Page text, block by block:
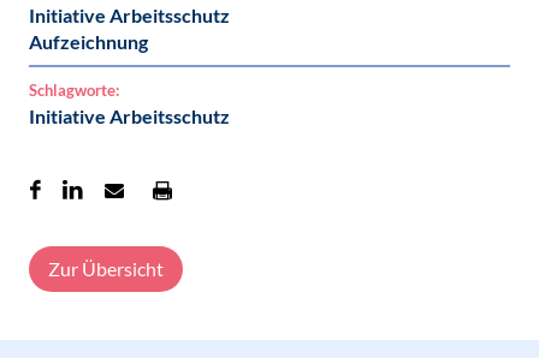
Initiative Arbeitsschutz
Aufzeichnung
Schlagworte:
Initiative Arbeitsschutz
Zur Übersicht